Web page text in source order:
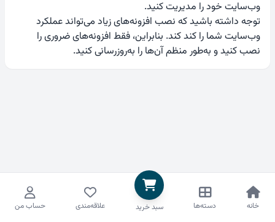
وب‌سایت خود را مدیریت کنید.
توجه داشته باشید که نصب افزونه‌های زیاد می‌تواند عملکرد
وب‌سایت شما را کند کند. بنابراین، فقط افزونه‌های ضروری را
نصب کنید و به‌طور منظم آن‌ها را به‌روزرسانی کنید.
خانه دسته‌ها سبد خرید علاقه‌مندی حساب من